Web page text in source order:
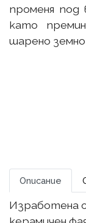
променя под
като
шарено земно
Описание
Изработена